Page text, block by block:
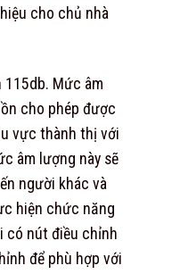
cho chủ nhà
115db. Mức âm
cho phép được
vực thành thị với
âm lượng này sẽ
người khác và
hiện chức năng
có nút điều chỉnh
để phù hợp với